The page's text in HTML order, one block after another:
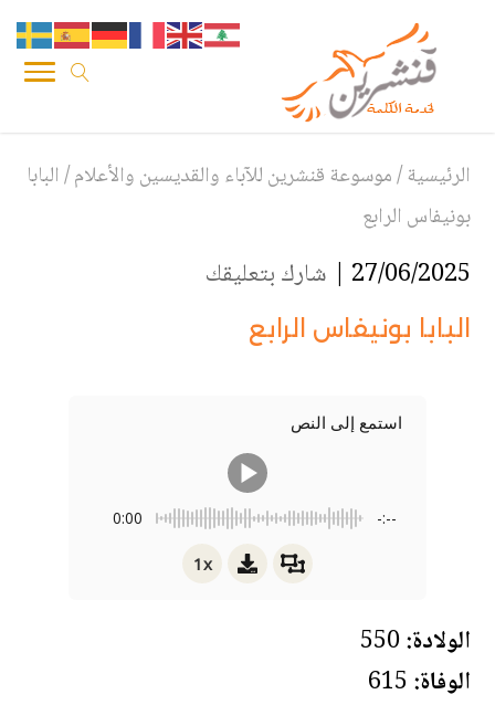
الرئيسية/موسوعة قنشرين للآباء والقديسين والأعلام/البابا
بونيفاس الرابع
27/06/2025 | شارك بتعليقك
البابا بونيفاس الرابع
استمع إلى النص
0:00 -:--
1x
الولادة:
الوفاة: